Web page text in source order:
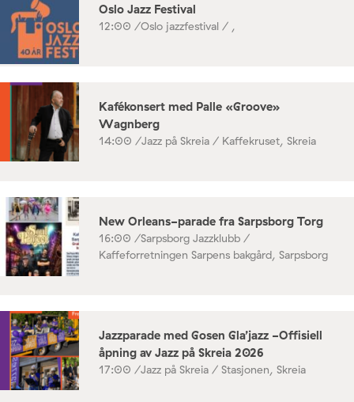
Oslo Jazz Festival
12:00 /Oslo jazzfestival / ,
Kafékonsert med Palle «Groove»
Wagnberg
14:00 /Jazz på Skreia / Kaffekruset, Skreia
New Orleans-parade fra Sarpsborg Torg
16:00 /Sarpsborg Jazzklubb /
Kaffeforretningen Sarpens bakgård, Sarpsborg
Jazzparade med Gosen Gla’jazz -Offisiell
åpning av Jazz på Skreia 2026
17:00 /Jazz på Skreia / Stasjonen, Skreia